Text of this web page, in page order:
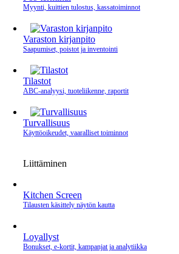
Myynti, kuittien tulostus, kassatoiminnot
Varaston kirjanpito
Saapumiset, poistot ja inventointi
Tilastot
ABC-analyysi, tuoteliikenne, raportit
Turvallisuus
Käyttöoikeudet, vaaralliset toiminnot
Liittäminen
Kitchen Screen
Tilausten käsittely näytön kautta
Loyallyst
Bonukset, e‑kortit, kampanjat ja analytiikka